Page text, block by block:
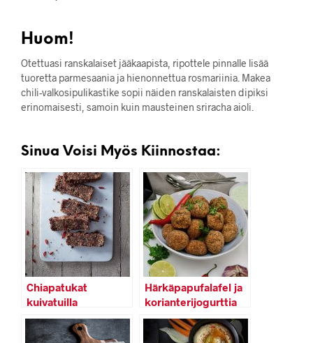
Huom!
Otettuasi ranskalaiset jääkaapista, ripottele pinnalle lisää
tuoretta parmesaania ja hienonnettua rosmariinia. Makea
chili-valkosipulikastike sopii näiden ranskalaisten dipiksi
erinomaisesti, samoin kuin mausteinen sriracha aioli.
Sinua Voisi Myös Kiinnostaa:
Chiapatukat
kuivatuilla
hedelmillä
Härkäpapufalafel ja
korianterijogurttia